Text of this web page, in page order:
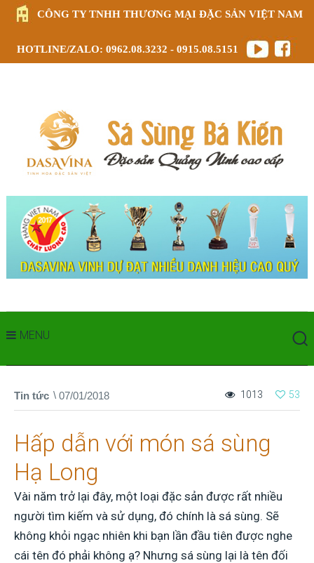
CÔNG TY TNHH THƯƠNG MẠI ĐẶC SẢN VIỆT NAM
HOTLINE/ZALO: 0962.08.3232 - 0915.08.5151
MENU
Tin tức 07/01/2018 53
1013
Hấp dẫn với món sá sùng
Hạ Long
Vài năm trở lại đây, một loại đặc sản được rất nhiều
người tìm kiếm và sử dụng, đó chính là sá sùng. Sẽ
không khỏi ngạc nhiên khi bạn lần đầu tiên được nghe
cái tên đó phải không ạ? Nhưng sá sùng lại là tên đối